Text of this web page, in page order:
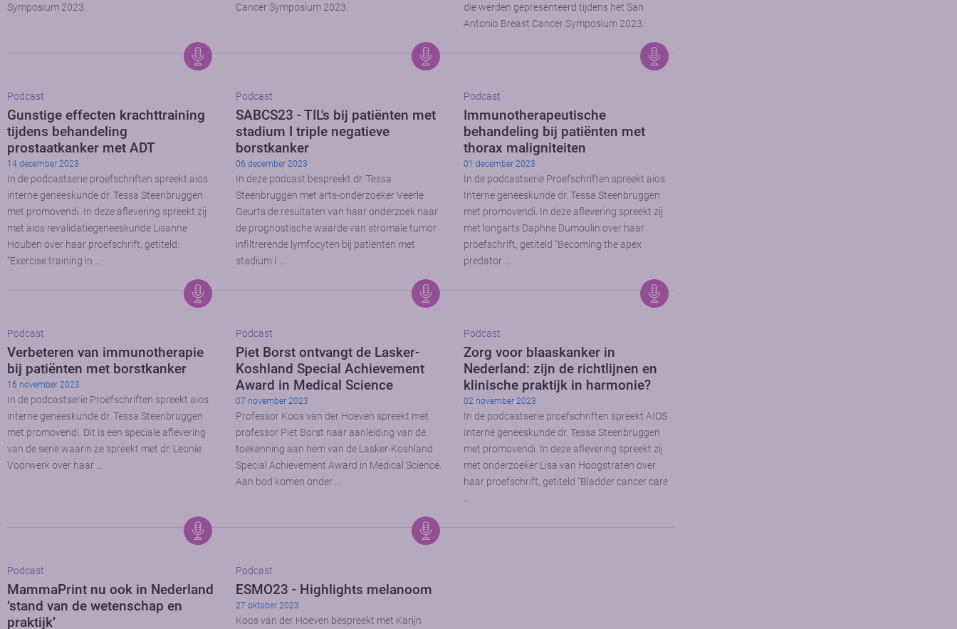
Symposium 2023.
Cancer Symposium 2023.
die werden gepresenteerd tijdens het San
Antonio Breast Cancer Symposium 2023.
Podcast
Gunstige effecten krachttraining
tijdens behandeling
prostaatkanker met ADT
14 december 2023
In de podcastserie proefschriften spreekt aios
interne geneeskunde dr. Tessa Steenbruggen
met promovendi. In deze aflevering spreekt zij
met aios revalidatiegeneeskunde Lisanne
Houben over haar proefschrift, getiteld:
“Exercise training in …
Podcast
SABCS23 - TIL's bij patiënten met
stadium I triple negatieve
borstkanker
06 december 2023
In deze podcast bespreekt dr. Tessa
Steenbruggen met arts-onderzoeker Veerle
Geurts de resultaten van haar onderzoek naar
de prognostische waarde van stromale tumor
infiltrerende lymfocyten bij patiënten met
stadium I …
Podcast
Immunotherapeutische
behandeling bij patiënten met
thorax maligniteiten
01 december 2023
In de podcastserie Proefschriften spreekt aios
Interne geneeskunde dr. Tessa Steenbruggen
met promovendi. In deze aflevering spreekt zij
met longarts Daphne Dumoulin over haar
proefschrift, getiteld “Becoming the apex
predator …
Podcast
Verbeteren van immunotherapie
bij patiënten met borstkanker
16 november 2023
In de podcastserie Proefschriften spreekt aios
interne geneeskunde dr. Tessa Steenbruggen
met promovendi. Dit is een speciale aflevering
van de serie waarin ze spreekt met dr. Leonie
Voorwerk over haar …
Podcast
Piet Borst ontvangt de Lasker-
Koshland Special Achievement
Award in Medical Science
07 november 2023
Professor Koos van der Hoeven spreekt met
professor Piet Borst naar aanleiding van de
toekenning aan hem van de Lasker-Koshland
Special Achievement Award in Medical Science.
Aan bod komen onder …
Podcast
Zorg voor blaaskanker in
Nederland: zijn de richtlijnen en
klinische praktijk in harmonie?
02 november 2023
In de podcastserie proefschriften spreekt AIOS
Interne geneeskunde dr. Tessa Steenbruggen
met promovendi. In deze aflevering spreekt zij
met onderzoeker Lisa van Hoogstraten over
haar proefschrift, getiteld “Bladder cancer care
…
Podcast
MammaPrint nu ook in Nederland
‘stand van de wetenschap en
praktijk’
Podcast
ESMO23 - Highlights melanoom
27 oktober 2023
Koos van der Hoeven bespreekt met Karijn